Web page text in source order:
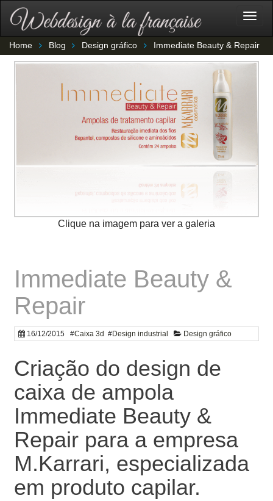
Home Blog Design gráfico Immediate Beauty & Repair
Immediate Beauty &
Repair
16/12/2015 #Caixa 3d #Design industrial Design gráfico
Criação do design de
caixa de ampola
Immediate Beauty &
Repair para a empresa
M.Karrari, especializada
em produto capilar.